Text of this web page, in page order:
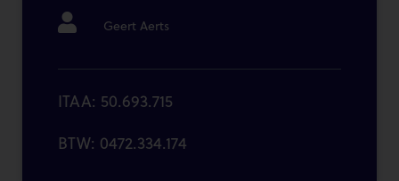
Geert Aerts
ITAA: 50.693.715
BTW: 0472.334.174